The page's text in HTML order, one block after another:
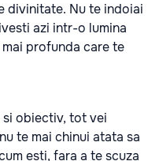
divinitate. Nu te indoiai
azi intr-o lumina
profunda care te
obiectiv, tot vei
te mai chinui atata sa
esti, fara a te scuza